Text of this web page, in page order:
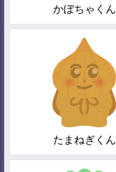
かぼちゃくん
たまねぎくん